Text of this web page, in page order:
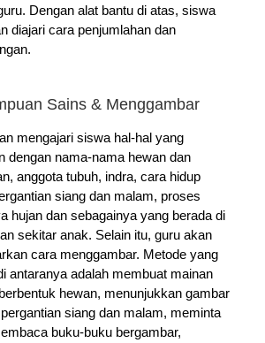
Dengan alat bantu di atas, siswa
diajari cara penjumlahan dan
Sains & Menggambar
mengajari siswa hal-hal yang
dengan nama-nama hewan dan
anggota tubuh, indra, cara hidup
siang dan malam, proses
hujan dan sebagainya yang berada di
sekitar anak. Selain itu, guru akan
cara menggambar. Metode yang
antaranya adalah membuat mainan
hewan, menunjukkan gambar
siang dan malam, meminta
buku-buku bergambar,